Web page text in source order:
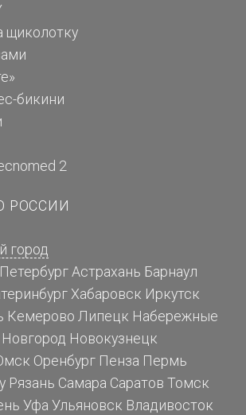
щиколотку
бикини
2
РОССИИ
город
Астрахань Барнаул
Хабаровск Иркутск
Кемерово Липецк Набережные
Новокузнецк
Оренбург Пенза Пермь
Рязань Самара Саратов Томск
Уфа Ульяновск Владивосток